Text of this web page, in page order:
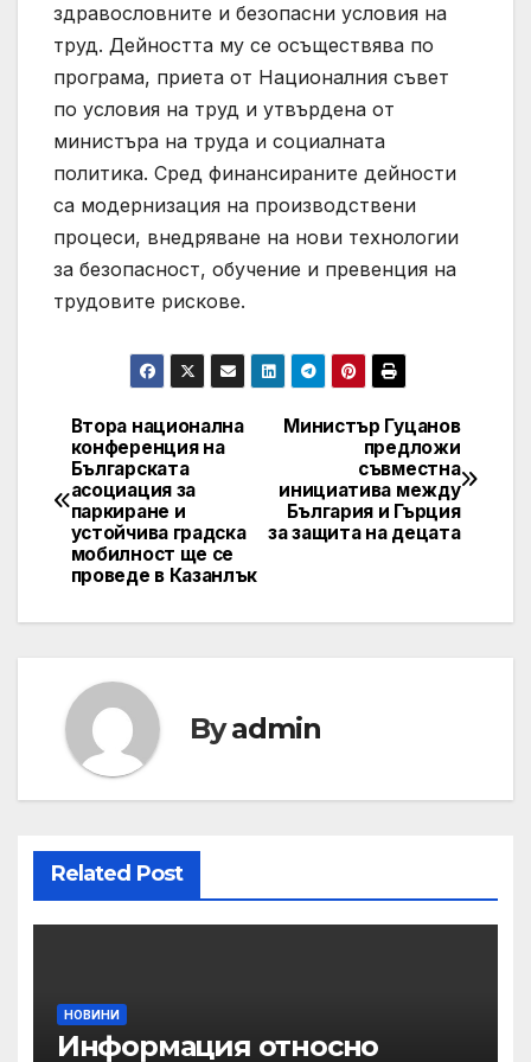
здравословните и безопасни условия на
труд. Дейността му се осъществява по
програма, приета от Националния съвет
по условия на труд и утвърдена от
министъра на труда и социалната
политика. Сред финансираните дейности
са модернизация на производствени
процеси, внедряване на нови технологии
за безопасност, обучение и превенция на
трудовите рискове.
Post
navigation
Министър Гуцанов
предложи
съвместна
инициатива между
България и Гърция
за защита на децата
Втора национална
конференция на
Българската
асоциация за
паркиране и
устойчива градска
мобилност ще се
проведе в Казанлък
Byadmin
Related Post
НОВИНИ
Информация относно